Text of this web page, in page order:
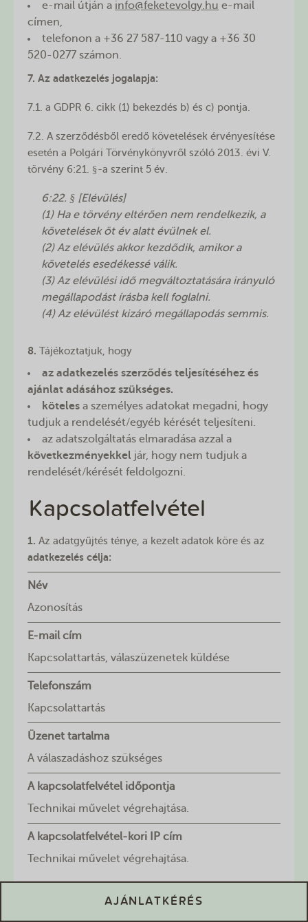
e-mail útján a info@feketevolgy.hu e-mail
címen,
telefonon a +36 27 587-110 vagy a +36 30
520-0277 számon.
7. Az adatkezelés jogalapja:
7.1. a GDPR 6. cikk (1) bekezdés b) és c) pontja.
7.2. A szerződésből eredő követelések érvényesítése
esetén a Polgári Törvénykönyvről szóló 2013. évi V.
törvény 6:21. §-a szerint 5 év.
6:22. § [Elévülés]
(1) Ha e törvény eltérően nem rendelkezik, a
követelések öt év alatt évülnek el.
(2) Az elévülés akkor kezdődik, amikor a
követelés esedékessé válik.
(3) Az elévülési idő megváltoztatására irányuló
megállapodást írásba kell foglalni.
(4) Az elévülést kizáró megállapodás semmis.
8. Tájékoztatjuk, hogy
az adatkezelés szerződés teljesítéséhez és
ajánlat adásához szükséges.
köteles a személyes adatokat megadni, hogy
tudjuk a rendelését/egyéb kérését teljesíteni.
az adatszolgáltatás elmaradása azzal a
következményekkel jár, hogy nem tudjuk a
rendelését/kérését feldolgozni.
Kapcsolatfelvétel
1. Az adatgyűjtés ténye, a kezelt adatok köre és az
adatkezelés célja:
Név
Azonosítás
E-mail cím
Kapcsolattartás, válaszüzenetek küldése
Telefonszám
Kapcsolattartás
Üzenet tartalma
A válaszadáshoz szükséges
A kapcsolatfelvétel időpontja
Technikai művelet végrehajtása.
A kapcsolatfelvétel-kori IP cím
Technikai művelet végrehajtása.
AJÁNLATKÉRÉS